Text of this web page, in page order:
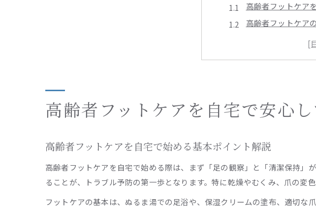
高齢者フットケア
高齢者フットケア
自宅でできる高齢
高齢者フットケア
日本訪問フットケ
自宅で利用できる
高齢者フットケアを自宅で安心
高齢者フットケアを自宅で始める基本ポイント解説
高齢者フットケアを自宅で始める際は、まず「足の観察」と「清潔保持
ることが、トラブル予防の第一歩となります。特に乾燥やむくみ、爪の変
フットケアの基本は、ぬるま湯での足浴や、保湿クリームの塗布、適切な